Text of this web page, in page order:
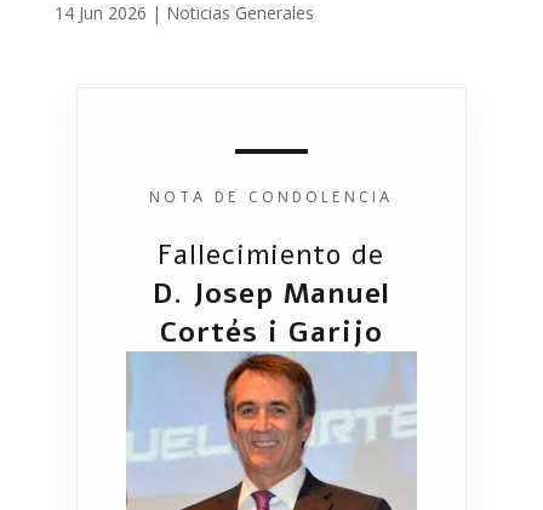
14 Jun 2026 | Noticias Generales
NOTA DE CONDOLENCIA
Fallecimiento de
D. Josep Manuel
Cortés i Garijo